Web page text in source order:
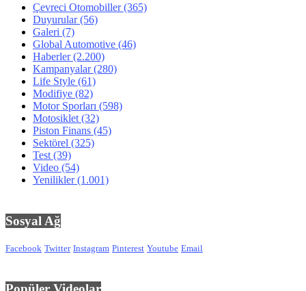
Çevreci Otomobiller(365)
Duyurular(56)
Galeri (7)
Global Automotive (46)
Haberler(2.200)
Kampanyalar(280)
Life Style (61)
Modifiye (82)
Motor Sporları (598)
Motosiklet (32)
Piston Finans (45)
Sektörel (325)
Test (39)
Video (54)
Yenilikler(1.001)
Sosyal Ağ
Facebook Twitter Instagram Pinterest Youtube Email